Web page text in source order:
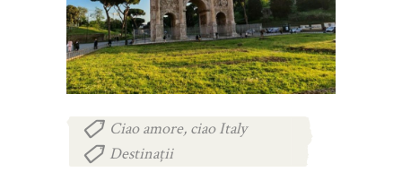
Ciao amore, ciao Italy
Destinații